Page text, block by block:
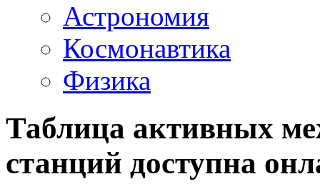
Астрономия
Космонавтика
Физика
Таблица активных
станций доступна